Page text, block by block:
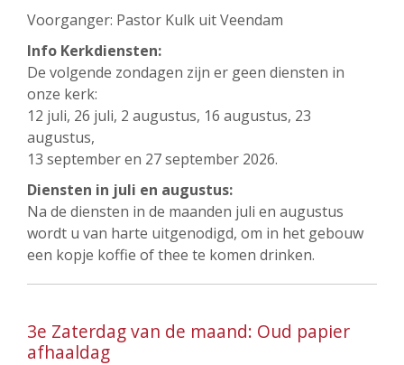
Voorganger: Pastor Kulk uit Veendam
Info Kerkdiensten:
De volgende zondagen zijn er geen diensten in
onze kerk:
12 juli, 26 juli, 2 augustus, 16 augustus, 23
augustus,
13 september en 27 september 2026.
Diensten in juli en augustus:
Na de diensten in de maanden juli en augustus
wordt u van harte uitgenodigd, om in het gebouw
een kopje koffie of thee te komen drinken.
3e Zaterdag van de maand: Oud papier
afhaaldag